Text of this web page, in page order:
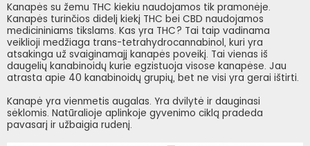
Kanapės su žemu THC kiekiu naudojamos tik pramonėje.
Kanapės turinčios didelį kiekį THC bei CBD naudojamos
medicininiams tikslams. Kas yra THC? Tai taip vadinama
veiklioji medžiaga trans-tetrahydrocannabinol, kuri yra
atsakinga už svaiginamajį kanapės poveikį. Tai vienas iš
daugelių kanabinoidų kurie egzistuoja visose kanapėse. Jau
atrasta apie 40 kanabinoidų grupių, bet ne visi yra gerai ištirti.
Kanapė yra vienmetis augalas. Yra dvilytė ir dauginasi
sėklomis. Natūralioje aplinkoje gyvenimo ciklą pradeda
pavasarį ir užbaigia rudenį.